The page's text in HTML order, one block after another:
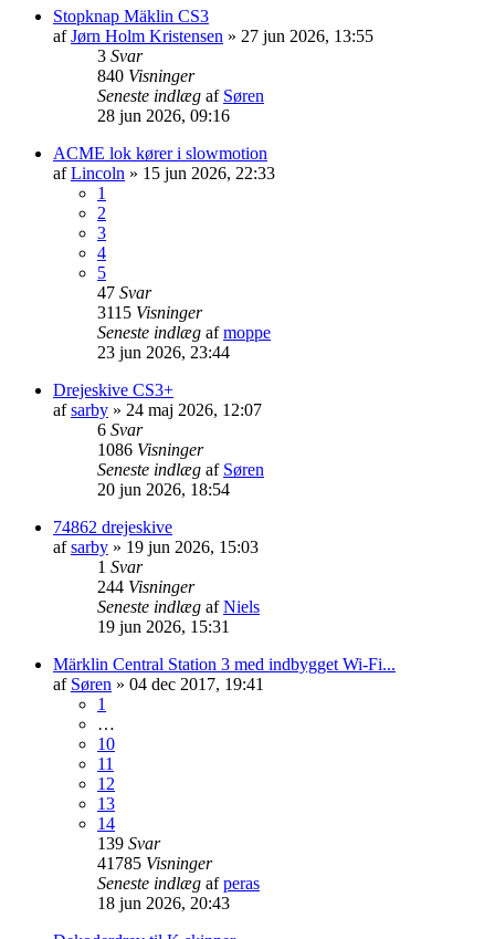
Stopknap Mäklin CS3
afJørn Holm Kristensen » 27 jun 2026, 13:55
3 Svar
840 Visninger
Seneste indlæg af Søren
28 jun 2026, 09:16
ACME lok kører i slowmotion
afLincoln » 15 jun 2026, 22:33
1
2
3
4
5
47 Svar
3115 Visninger
Seneste indlæg afmoppe
23 jun 2026, 23:44
Drejeskive CS3+
afsarby » 24 maj 2026, 12:07
6 Svar
1086 Visninger
Seneste indlæg af Søren
20 jun 2026, 18:54
74862 drejeskive
afsarby » 19 jun 2026, 15:03
1 Svar
244 Visninger
Seneste indlæg afNiels
19 jun 2026, 15:31
Märklin Central Station 3 med indbygget Wi-Fi...
af Søren » 04 dec 2017, 19:41
1
…
10
11
12
13
14
139 Svar
41785 Visninger
Seneste indlæg afperas
18 jun 2026, 20:43